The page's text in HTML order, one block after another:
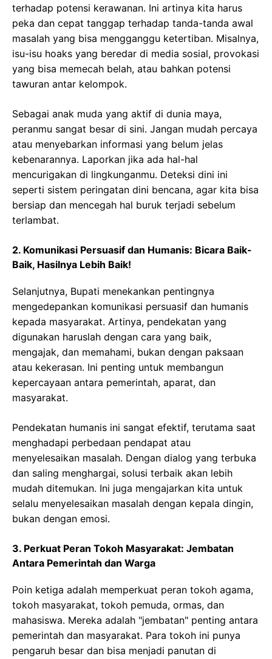
terhadap potensi kerawanan. Ini artinya kita harus
peka dan cepat tanggap terhadap tanda-tanda awal
masalah yang bisa mengganggu ketertiban. Misalnya,
isu-isu hoaks yang beredar di media sosial, provokasi
yang bisa memecah belah, atau bahkan potensi
tawuran antar kelompok.
Sebagai anak muda yang aktif di dunia maya,
peranmu sangat besar di sini. Jangan mudah percaya
atau menyebarkan informasi yang belum jelas
kebenarannya. Laporkan jika ada hal-hal
mencurigakan di lingkunganmu. Deteksi dini ini
seperti sistem peringatan dini bencana, agar kita bisa
bersiap dan mencegah hal buruk terjadi sebelum
terlambat.
2. Komunikasi Persuasif dan Humanis: Bicara Baik-
Baik, Hasilnya Lebih Baik!
Selanjutnya, Bupati menekankan pentingnya
mengedepankan komunikasi persuasif dan humanis
kepada masyarakat. Artinya, pendekatan yang
digunakan haruslah dengan cara yang baik,
mengajak, dan memahami, bukan dengan paksaan
atau kekerasan. Ini penting untuk membangun
kepercayaan antara pemerintah, aparat, dan
masyarakat.
Pendekatan humanis ini sangat efektif, terutama saat
menghadapi perbedaan pendapat atau
menyelesaikan masalah. Dengan dialog yang terbuka
dan saling menghargai, solusi terbaik akan lebih
mudah ditemukan. Ini juga mengajarkan kita untuk
selalu menyelesaikan masalah dengan kepala dingin,
bukan dengan emosi.
3. Perkuat Peran Tokoh Masyarakat: Jembatan
Antara Pemerintah dan Warga
Poin ketiga adalah memperkuat peran tokoh agama,
tokoh masyarakat, tokoh pemuda, ormas, dan
mahasiswa. Mereka adalah "jembatan" penting antara
pemerintah dan masyarakat. Para tokoh ini punya
pengaruh besar dan bisa menjadi panutan di